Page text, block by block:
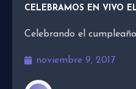
CELEBRAMOS EN VIVO
Celebrando el
noviembre 9, 2017